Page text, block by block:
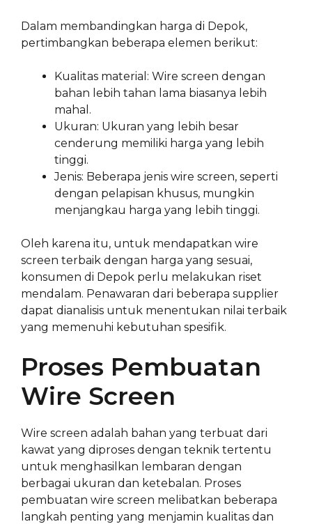
Dalam membandingkan harga di Depok,
pertimbangkan beberapa elemen berikut:
Kualitas material: Wire screen dengan
bahan lebih tahan lama biasanya lebih
mahal.
Ukuran: Ukuran yang lebih besar
cenderung memiliki harga yang lebih
tinggi.
Jenis: Beberapa jenis wire screen, seperti
dengan pelapisan khusus, mungkin
menjangkau harga yang lebih tinggi.
Oleh karena itu, untuk mendapatkan wire
screen terbaik dengan harga yang sesuai,
konsumen di Depok perlu melakukan riset
mendalam. Penawaran dari beberapa supplier
dapat dianalisis untuk menentukan nilai terbaik
yang memenuhi kebutuhan spesifik.
Proses Pembuatan
Wire Screen
Wire screen adalah bahan yang terbuat dari
kawat yang diproses dengan teknik tertentu
untuk menghasilkan lembaran dengan
berbagai ukuran dan ketebalan. Proses
pembuatan wire screen melibatkan beberapa
langkah penting yang menjamin kualitas dan